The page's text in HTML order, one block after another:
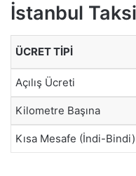
İstanbul
ÜCRET TIPI
Açılış Ücreti
Kilometre Başına
Kısa Mesafe (İndi-Bindi)